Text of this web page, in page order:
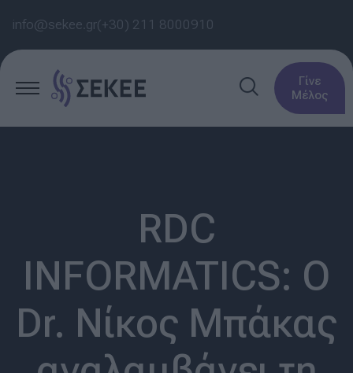
info@sekee.gr(+30) 211 8000910
Γίνε
Μέλος
RDC
INFORMATICS: Ο
Dr. Νίκος Μπάκας